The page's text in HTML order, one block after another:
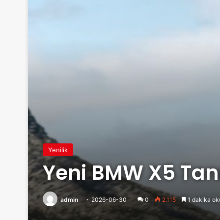
Yenilik
Yeni BMW X5
admin 2026-06-30 0 2.115 1 dakika